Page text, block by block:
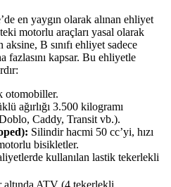
en yaygın olarak alınan ehliyet
motorlu araçları yasal olarak
B sınıfı ehliyet sadece
kapsar. Bu ehliyetle
otomobiller.
ağırlığı 3.500 kilogramı
Caddy, Transit vb.).
Silindir hacmi 50 cc’yi, hızı
bisikletler.
kullanılan lastik tekerlekli